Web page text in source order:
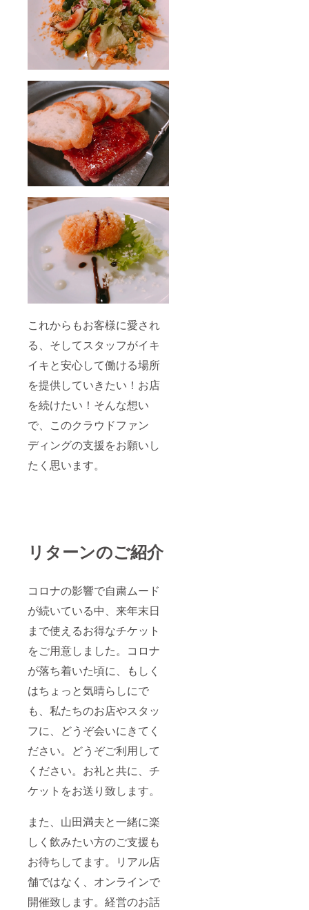
これからもお客様に愛され
る、そしてスタッフがイキ
イキと安心して働ける場所
を提供していきたい！お店
を続けたい！そんな想い
で、このクラウドファン
ディングの支援をお願いし
たく思います。
リターンのご紹介
コロナの影響で自粛ムード
が続いている中、来年末日
まで使えるお得なチケット
をご用意しました。コロナ
が落ち着いた頃に、もしく
はちょっと気晴らしにで
も、私たちのお店やスタッ
フに、どうぞ会いにきてく
ださい。どうぞご利用して
ください。お礼と共に、チ
ケットをお送り致します。
また、山田満夫と一緒に楽
しく飲みたい方のご支援も
お待ちしてます。リアル店
舗ではなく、オンラインで
開催致します。経営のお話